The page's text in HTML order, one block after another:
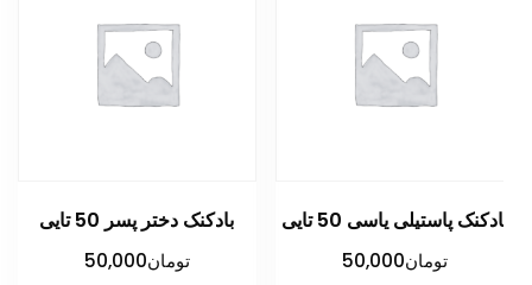
پاستیلی یاسی 50 تایی
تومان50,000
بادکنک دختر پسر 50 تایی
تومان50,000